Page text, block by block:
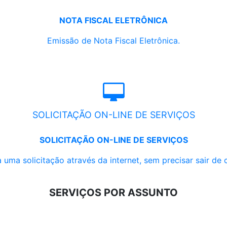
NOTA FISCAL ELETRÔNICA
Emissão de Nota Fiscal Eletrônica.
SOLICITAÇÃO ON-LINE DE SERVIÇOS
SOLICITAÇÃO ON-LINE DE SERVIÇOS
uma solicitação através da internet, sem precisar sair de
SERVIÇOS POR ASSUNTO